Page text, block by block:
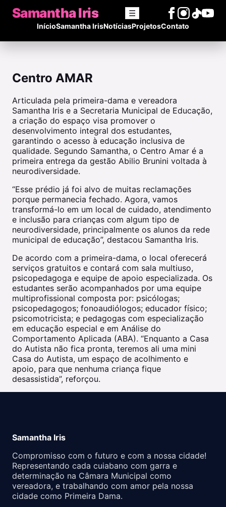
Samantha Iris ☰
InícioSamantha IrisNotíciasProjetosContato
Centro AMAR
Articulada pela primeira-dama e vereadora
Samantha Iris e a Secretaria Municipal de Educação,
a criação do espaço visa promover o
desenvolvimento integral dos estudantes,
garantindo o acesso à educação inclusiva de
qualidade. Segundo Samantha, o Centro Amar é a
primeira entrega da gestão Abilio Brunini voltada à
neurodiversidade.
“Esse prédio já foi alvo de muitas reclamações
porque permanecia fechado. Agora, vamos
transformá-lo em um local de cuidado, atendimento
e inclusão para crianças com algum tipo de
neurodiversidade, principalmente os alunos da rede
municipal de educação”, destacou Samantha Iris.
De acordo com a primeira-dama, o local oferecerá
serviços gratuitos e contará com sala multiuso,
psicopedagoga e equipe de apoio especializada. Os
estudantes serão acompanhados por uma equipe
multiprofissional composta por: psicólogas;
psicopedagogos; fonoaudiólogos; educador físico;
psicomotricista; e pedagogas com especialização
em educação especial e em Análise do
Comportamento Aplicada (ABA). “Enquanto a Casa
do Autista não fica pronta, teremos ali uma mini
Casa do Autista, um espaço de acolhimento e
apoio, para que nenhuma criança fique
desassistida”, reforçou.
Samantha Iris
Compromisso com o futuro e com a nossa cidade!
Representando cada cuiabano com garra e
determinação na Câmara Municipal como
vereadora, e trabalhando com amor pela nossa
cidade como Primeira Dama.